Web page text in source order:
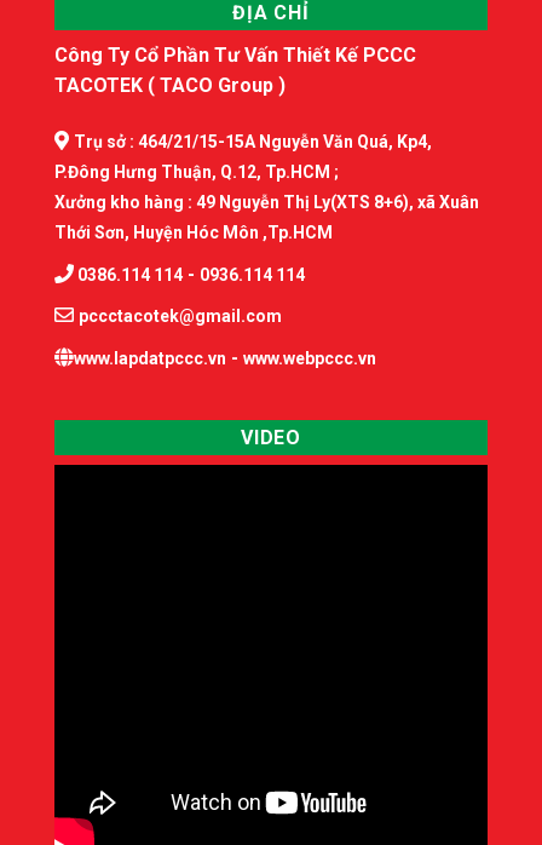
ĐỊA CHỈ
Công Ty Cổ Phần Tư Vấn Thiết Kế PCCC
TACOTEK ( TACO Group )
Trụ sở : 464/21/15-15A Nguyễn Văn Quá, Kp4,
P.Đông Hưng Thuận, Q.12, Tp.HCM ;
Xưởng kho hàng : 49 Nguyễn Thị Ly(XTS 8+6), xã Xuân
Thới Sơn, Huyện Hóc Môn ,Tp.HCM
0386.114 114 - 0936.114 114
pccctacotek@gmail.com
www.lapdatpccc.vn - www.webpccc.vn
VIDEO